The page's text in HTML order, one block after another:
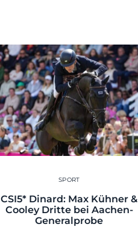
SPORT
CSI5* Dinard: Max Kühner &
Cooley Dritte bei Aachen-
Generalprobe